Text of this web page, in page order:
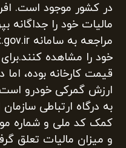
مالیات خود را جداگانه
خود را مشاهده
قیمت کارخانه بوده، اما
ارزش گمرکی خودرو است.
به درگاه ارتباطی
کمک کد ملی و شماره
و میزان مالیات تعلق